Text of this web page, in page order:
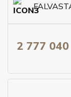
2 777 040